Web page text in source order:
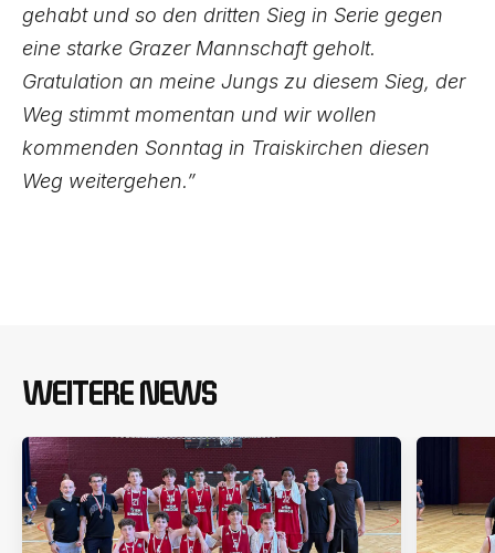
gehabt und so den dritten Sieg in Serie gegen
eine starke Grazer Mannschaft geholt.
Gratulation an meine Jungs zu diesem Sieg, der
Weg stimmt momentan und wir wollen
kommenden Sonntag in Traiskirchen diesen
Weg weitergehen.”
WEITERE NEWS